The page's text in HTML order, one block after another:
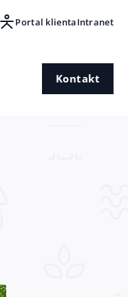
Portal klientaIntranet
Kontakt